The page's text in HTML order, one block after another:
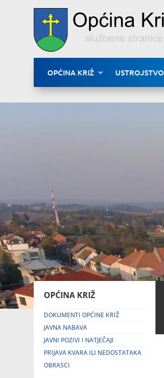
OPĆINA KRIŽ USTROJSTVO
OPĆINA KRIŽ
DOKUMENTI OPĆINE KRIŽ
JAVNA NABAVA
JAVNI POZIVI I NATJEČAJI
PRIJAVA KVARA ILI NEDOSTATAKA
OBRASCI